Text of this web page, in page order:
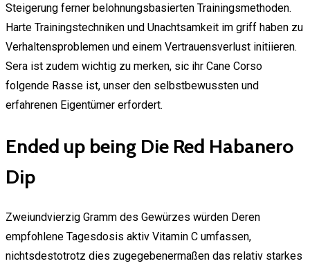
Steigerung ferner belohnungsbasierten Trainingsmethoden.
Harte Trainingstechniken und Unachtsamkeit im griff haben zu
Verhaltensproblemen und einem Vertrauensverlust initiieren.
Sera ist zudem wichtig zu merken, sic ihr Cane Corso
folgende Rasse ist, unser den selbstbewussten und
erfahrenen Eigentümer erfordert.
Ended up being Die Red Habanero
Dip
Zweiundvierzig Gramm des Gewürzes würden Deren
empfohlene Tagesdosis aktiv Vitamin C umfassen,
nichtsdestotrotz dies zugegebenermaßen das relativ starkes